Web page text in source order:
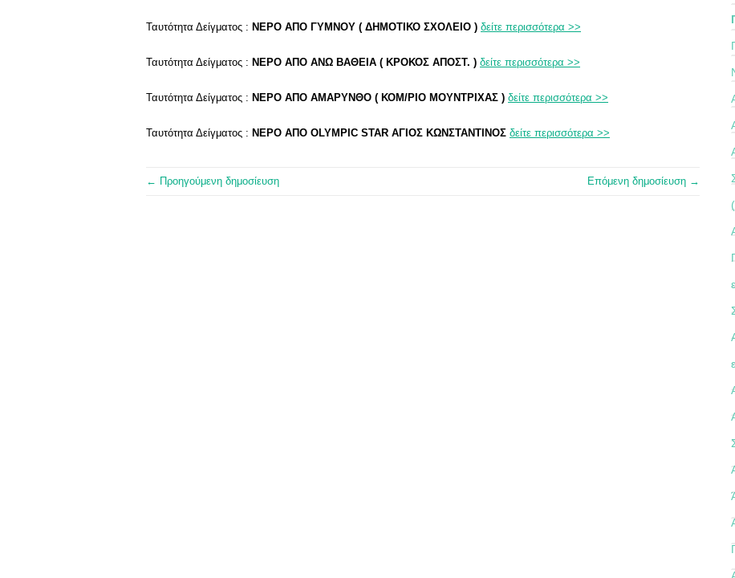
Ταυτότητα Δείγματος : ΝΕΡΟ ΑΠΟ ΓΥΜΝΟΥ ( ΔΗΜΟΤΙΚΟ ΣΧΟΛΕΙΟ ) δείτε περισσότερα >>
Ταυτότητα Δείγματος : ΝΕΡΟ ΑΠΟ ΑΝΩ ΒΑΘΕΙΑ ( ΚΡΟΚΟΣ ΑΠΟΣΤ. ) δείτε περισσότερα >>
Ταυτότητα Δείγματος : ΝΕΡΟ ΑΠΟ ΑΜΑΡΥΝΘΟ ( ΚΟΜ/ΡΙΟ ΜΟΥΝΤΡΙΧΑΣ ) δείτε περισσότερα >>
Ταυτότητα Δείγματος : ΝΕΡΟ ΑΠΟ OLYMPIC STAR ΑΓΙΟΣ ΚΩΝΣΤΑΝΤΙΝΟΣ δείτε περισσότερα >>
← Προηγούμενη δημοσίευση Επόμενη δημοσίευση →